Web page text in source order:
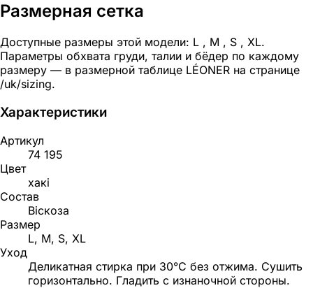
Размерная сетка
Доступные размеры этой модели: L , M , S , XL.
Параметры обхвата груди, талии и бёдер по каждому
размеру — в размерной таблице LÉONER на странице
/uk/sizing.
Характеристики
Артикул
74 195
Цвет
хакі
Состав
Віскоза
Размер
L, M, S, XL
Уход
Деликатная стирка при 30°C без отжима. Сушить
горизонтально. Гладить с изнаночной стороны.